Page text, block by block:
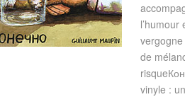
de
vinyle :